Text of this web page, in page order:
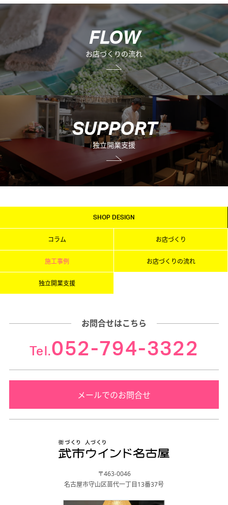
FLOW
お店づくりの流れ
SUPPORT
独立開業支援
SHOP DESIGN
コラム お店づくり
施工事例 お店づくりの流れ
独立開業支援
お問合せはこちら
Tel.052-794-3322
メールでのお問合せ
〒463-0046
名古屋市守山区苗代一丁目13番37号